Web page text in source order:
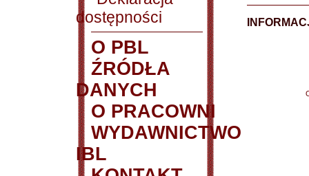
dostępności
O PBL
ŹRÓDŁA
DANYCH
O PRACOWNI
WYDAWNICTWO
IBL